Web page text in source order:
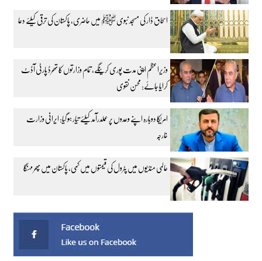
اسحاق ڈار کی مسجد نبوی ﷺ میں حاضری، پاکستان کی ترقی کیلئے دعا
وزیراعظم اپنی مدت پوری کرینگے، تمام وزارتوں کا تھرڈ پارٹی آڈٹ
کرایا جائے: محسن نقوی
امریکا دوبارہ اپنے وعدوں پر عملدرآمد کیلئے تیار ہو گیا: ایرانی وزارت
خارجہ
عالمی منڈیوں میں پٹرول کی قیمتوں میں کمی، پاکستان میں پھر مہنگا